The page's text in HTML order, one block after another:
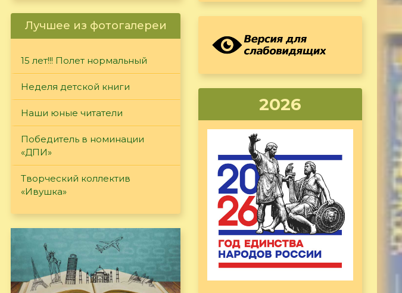
Лучшее из фотогалереи
15 лет!!! Полет нормальный
Неделя детской книги
Наши юные читатели
Победитель в номинации
«ДПИ»
Творческий коллектив
«Ивушка»
2026